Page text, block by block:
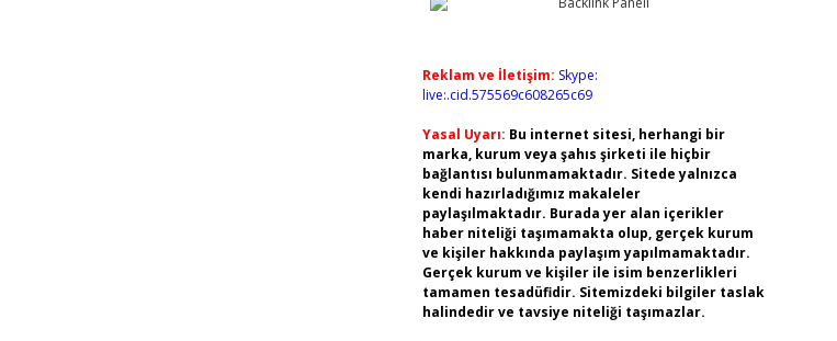
Reklam ve İletişim: Skype:
live:.cid.575569c608265c69
Yasal Uyarı: Bu internet sitesi, herhangi bir
marka, kurum veya şahıs şirketi ile hiçbir
bağlantısı bulunmamaktadır. Sitede yalnızca
kendi hazırladığımız makaleler
paylaşılmaktadır. Burada yer alan içerikler
haber niteliği taşımamakta olup, gerçek kurum
ve kişiler hakkında paylaşım yapılmamaktadır.
Gerçek kurum ve kişiler ile isim benzerlikleri
tamamen tesadüfidir. Sitemizdeki bilgiler taslak
halindedir ve tavsiye niteliği taşımazlar.